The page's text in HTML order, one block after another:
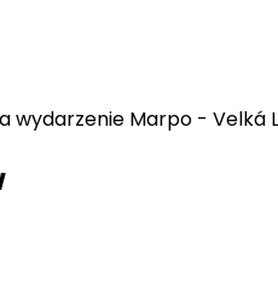
wydarzenie Marpo -